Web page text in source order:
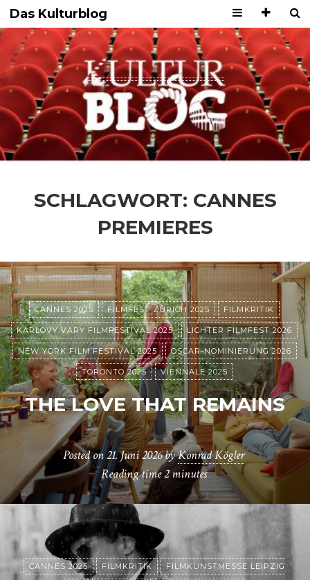
Das Kulturblog
SCHLAGWORT: CANNES
PREMIERES
CANNES 2025 FILMFEST ZÜRICH 2025 FILMKRITIK
KARLOVY VARY FILMFESTIVAL 2025 LICHTER FILMFEST 2026
NEW YORK FILM FESTIVAL 2025 OSCAR-NOMINIERUNG 2026
TORONTO 2025 VIENNALE 2025
THE LOVE THAT REMAINS
Posted on21. Juni 2026byKonrad Kögler
Reading time2 minutes
CANNES 2025 FILMKRITIK FILMKUNSTMESSE LEIPZIG